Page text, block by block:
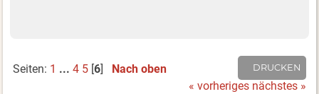
DRUCKEN
Seiten: 1 ... 4 5[6] Nach oben
« vorheriges nächstes »